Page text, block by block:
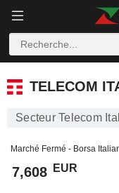
TELECOM ITALIA
TELECOM
Secteur Telecom
Marché Fermé - Borsa
7,608 EUR